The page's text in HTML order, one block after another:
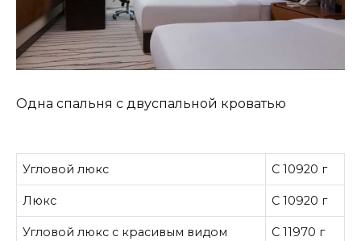
Одна спальня с двуспальной кроватью
Угловой люкс С 10920 г
Люкс С 10920 г
Угловой люкс с красивым видом С 11970 г